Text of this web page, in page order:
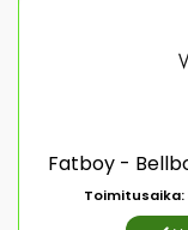
Fatboy -
Toimitusaika: